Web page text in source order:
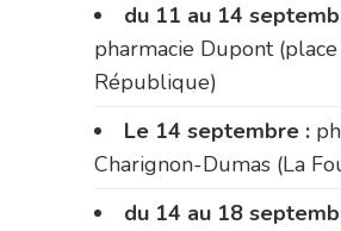
du 11 au 14
pharmacie Dupont
République)
Le 14 septembre :
Charignon-Dumas (La
du 14 au 18